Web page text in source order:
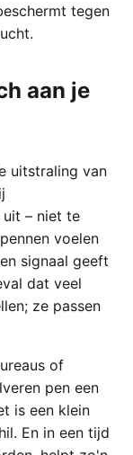
tegen
aan je
uitstraling van
– niet te
voelen
signaal geeft
dat veel
ze passen
of
pen een
is een klein
En in een tijd